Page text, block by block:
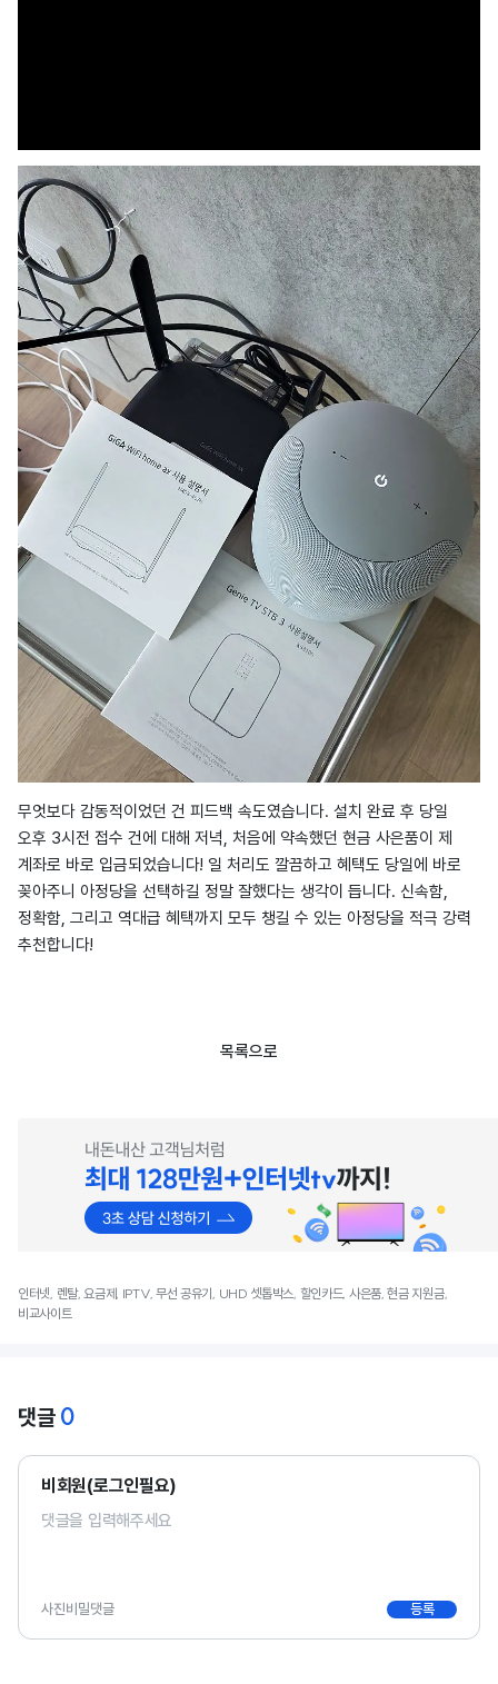
무엇보다 감동적이었던 건 피드백 속도였습니다. 설치 완료 후 당일
오후 3시전 접수 건에 대해 저녁, 처음에 약속했던 현금 사은품이 제
계좌로 바로 입금되었습니다! 일 처리도 깔끔하고 혜택도 당일에 바로
꽂아주니 아정당을 선택하길 정말 잘했다는 생각이 듭니다. 신속함,
정확함, 그리고 역대급 혜택까지 모두 챙길 수 있는 아정당을 적극 강력
추천합니다!
목록으로
인터넷, 렌탈, 요금제, IPTV, 무선 공유기, UHD 셋톱박스, 할인카드, 사은품, 현금 지원금,
비교사이트
댓글 0
비회원(로그인필요)
사진비밀댓글 등록